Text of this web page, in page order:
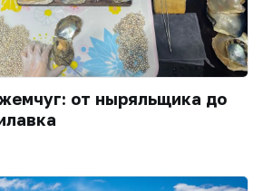
от ныряльщика до